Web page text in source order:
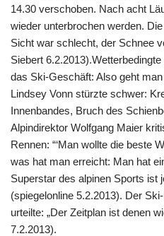
14.30 verschoben. Nach acht
wieder unterbrochen werden.
Sicht war schlecht, der Schnee
Siebert
das Ski-Geschäft: Also geht
Lindsey Vonn stürzte schwer:
Innenbandes, Bruch des
Alpindirektor Wolfgang Maier
Rennen: “‘Man wollte die beste
was hat man erreicht: Man hat
Superstar des alpinen Sports ist
(spiegelonline 5.2.2013). Der
urteilte: „Der Zeitplan ist denen
7.2.2013).